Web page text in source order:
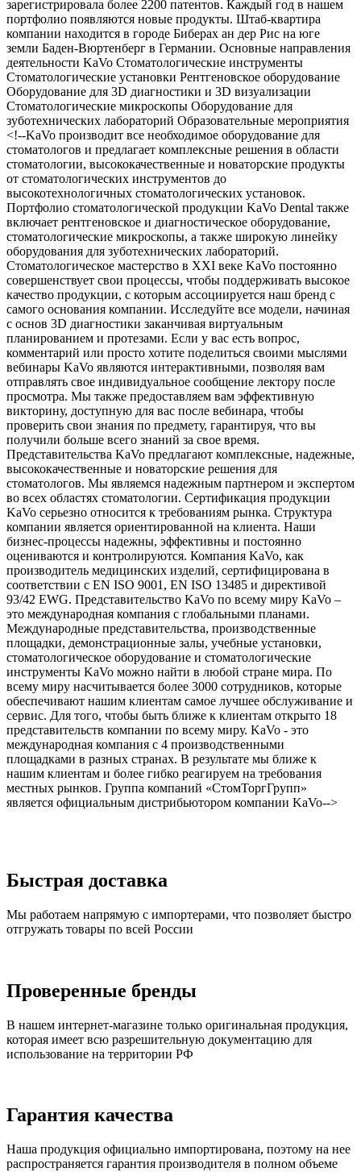
зарегистрировала более 2200 патентов. Каждый год в нашем
портфолио появляются новые продукты. Штаб-квартира
компании находится в городе Биберах ан дер Рис на юге
земли Баден-Вюртенберг в Германии. Основные направления
деятельности KaVo Стоматологические инструменты
Стоматологические установки Рентгеновское оборудование
Оборудование для 3D диагностики и 3D визуализации
Стоматологические микроскопы Оборудование для
зуботехнических лабораторий Образовательные мероприятия
<!--KaVo производит все необходимое оборудование для
стоматологов и предлагает комплексные решения в области
стоматологии, высококачественные и новаторские продукты
от стоматологических инструментов до
высокотехнологичных стоматологических установок.
Портфолио стоматологической продукции KaVo Dental также
включает рентгеновское и диагностическое оборудование,
стоматологические микроскопы, а также широкую линейку
оборудования для зуботехнических лабораторий.
Стоматологическое мастерство в XXI веке KaVo постоянно
совершенствует свои процессы, чтобы поддерживать высокое
качество продукции, с которым ассоциируется наш бренд с
самого основания компании. Исследуйте все модели, начиная
с основ 3D диагностики заканчивая виртуальным
планированием и протезами. Если у вас есть вопрос,
комментарий или просто хотите поделиться своими мыслями
вебинары KaVo являются интерактивными, позволяя вам
отправлять свое индивидуальное сообщение лектору после
просмотра. Мы также предоставляем вам эффективную
викторину, доступную для вас после вебинара, чтобы
проверить свои знания по предмету, гарантируя, что вы
получили больше всего знаний за свое время.
Представительства KaVo предлагают комплексные, надежные,
высококачественные и новаторские решения для
стоматологов. Мы являемся надежным партнером и экспертом
во всех областях стоматологии. Сертификация продукции
KaVo серьезно относится к требованиям рынка. Структура
компании является ориентированной на клиента. Наши
бизнес-процессы надежны, эффективны и постоянно
оцениваются и контролируются. Компания KaVo, как
производитель медицинских изделий, сертифицирована в
соответствии с EN ISO 9001, EN ISO 13485 и директивой
93/42 EWG. Представительство KaVo по всему миру KaVo –
это международная компания с глобальными планами.
Международные представительства, производственные
площадки, демонстрационные залы, учебные установки,
стоматологическое оборудование и стоматологические
инструменты KaVo можно найти в любой стране мира. По
всему миру насчитывается более 3000 сотрудников, которые
обеспечивают нашим клиентам самое лучшее обслуживание и
сервис. Для того, чтобы быть ближе к клиентам открыто 18
представительств компании по всему миру. KaVo - это
международная компания с 4 производственными
площадками в разных странах. В результате мы ближе к
нашим клиентам и более гибко реагируем на требования
местных рынков. Группа компаний «СтомТоргГрупп»
является официальным дистрибьютором компании KaVo-->
Быстрая доставка
Мы работаем напрямую с импортерами, что позволяет быстро
отгружать товары по всей России
Проверенные бренды
В нашем интернет-магазине только оригинальная продукция,
которая имеет всю разрешительную документацию для
использование на территории РФ
Гарантия качества
Наша продукция официально импортирована, поэтому на нее
распространяется гарантия производителя в полном объеме